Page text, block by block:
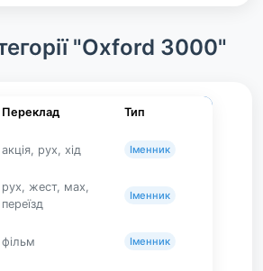
"Oxford 3000"
Переклад Тип
акція, рух, хід Іменник
рух, жест, мах,
переїзд
Іменник
фільм Іменник